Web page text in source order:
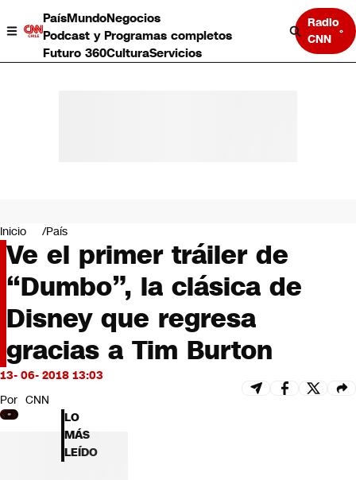
PaísMundoNegocios
Podcast y Programas completos
Futuro 360CulturaServicios
Radio
CNN
Negocios
Deportes
Programas completos
Cultura
Servicios
Bits
CNN tiempo
Futuro 360
Inicio País
Ve el primer tráiler de
“Dumbo”, la clásica de
Disney que regresa
gracias a Tim Burton
13- 06- 2018 13:03
Por CNN
LO
MÁS
LEÍDO